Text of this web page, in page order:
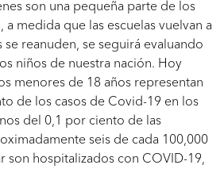
son una pequeña parte de los
a medida que las escuelas vuelvan a
se reanuden, se seguirá evaluando
niños de nuestra nación. Hoy
menores de 18 años representan
de los casos de Covid-19 en los
del 0,1 por ciento de las
seis de cada 100,000
son hospitalizados con COVID-19,